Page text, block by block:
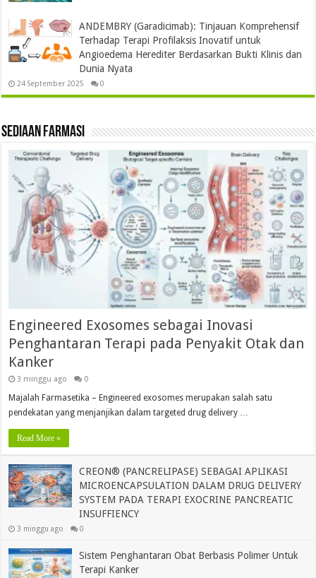
ANDEMBRY (Garadicimab): Tinjauan Komprehensif
Terhadap Terapi Profilaksis Inovatif untuk
Angioedema Herediter Berdasarkan Bukti Klinis dan
Dunia Nyata
24 September 2025 0
Sediaan Farmasi
Engineered Exosomes sebagai Inovasi
Penghantaran Terapi pada Penyakit Otak dan
Kanker
3 minggu ago 0
Majalah Farmasetika – Engineered exosomes merupakan salah satu
pendekatan yang menjanjikan dalam targeted drug delivery …
Read More »
CREON® (PANCRELIPASE) SEBAGAI APLIKASI
MICROENCAPSULATION DALAM DRUG DELIVERY
SYSTEM PADA TERAPI EXOCRINE PANCREATIC
INSUFFIENCY
3 minggu ago 0
Sistem Penghantaran Obat Berbasis Polimer Untuk
Terapi Kanker